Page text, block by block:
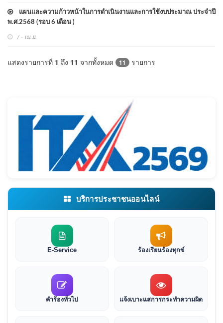
แผนและความก้าวหน้าในการดำเนินงานและการใช้งบประมาณ ประจำปี
พ.ศ.2568 (รอบ 6 เดือน )
/ - เม.ย.
แสดงรายการที่ 1 ถึง 11 จากทั้งหมด 11 รายการ
บริการประชาชนออนไลน์
E-Service ร้องเรียนร้องทุกข์
คำร้องทั่วไป แจ้งเบาะแสการกระทำความผิด